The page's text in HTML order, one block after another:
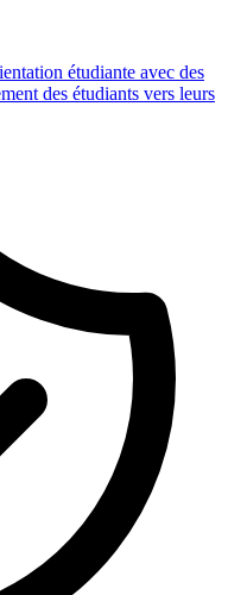
étudiante avec des
des étudiants vers leurs